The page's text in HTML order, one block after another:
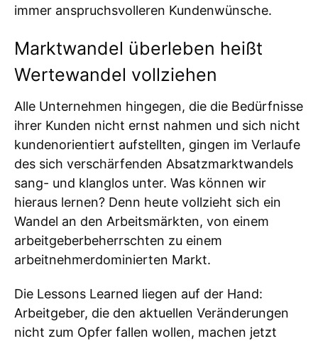
immer anspruchsvolleren Kundenwünsche.
Marktwandel überleben heißt
Wertewandel vollziehen
Alle Unternehmen hingegen, die die Bedürfnisse
ihrer Kunden nicht ernst nahmen und sich nicht
kundenorientiert aufstellten, gingen im Verlaufe
des sich verschärfenden Absatzmarktwandels
sang- und klanglos unter. Was können wir
hieraus lernen? Denn heute vollzieht sich ein
Wandel an den Arbeitsmärkten, von einem
arbeitgeberbeherrschten zu einem
arbeitnehmerdominierten Markt.
Die Lessons Learned liegen auf der Hand:
Arbeitgeber, die den aktuellen Veränderungen
nicht zum Opfer fallen wollen, machen jetzt